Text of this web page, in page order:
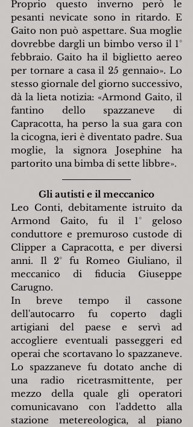
Proprio questo inverno però le
pesanti nevicate sono in ritardo. E
Gaito non può aspettare. Sua moglie
dovrebbe dargli un bimbo verso il 1°
febbraio. Gaito ha il biglietto aereo
per tornare a casa il 25 gennaio». Lo
stesso giornale del giorno successivo,
dà la lieta notizia: «Armond Gaito, il
fantino dello spazzaneve di
Capracotta, ha perso la sua gara con
la cicogna, ieri è diventato padre. Sua
moglie, la signora Josephine ha
partorito una bimba di sette libbre».
Gli autisti e il meccanico
Leo Conti, debitamente istruito da
Armond Gaito, fu il 1° geloso
conduttore e premuroso custode di
Clipper a Capracotta, e per diversi
anni. Il 2° fu Romeo Giuliano, il
meccanico di fiducia Giuseppe
Carugno.
In breve tempo il cassone
dell'autocarro fu coperto dagli
artigiani del paese e servì ad
accogliere eventuali passeggeri ed
operai che scortavano lo spazzaneve.
Lo spazzaneve fu dotato anche di
una radio ricetrasmittente, per
mezzo della quale gli operatori
comunicavano con l'addetto alla
stazione metereologica, al piano